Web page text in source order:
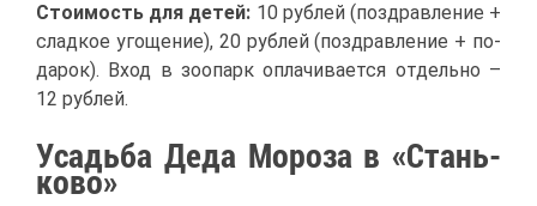
Сто­и­мость для де­тей: 10 руб­лей (по­здрав­ле­ние +
слад­кое уго­ще­ние), 20 руб­лей (по­здрав­ле­ние + по­
да­рок). Вход в зоо­парк опла­чи­ва­ет­ся от­дель­но –
12 руб­лей.
Усадь­ба Де­да Мо­ро­за в «Стань­
ко­во»